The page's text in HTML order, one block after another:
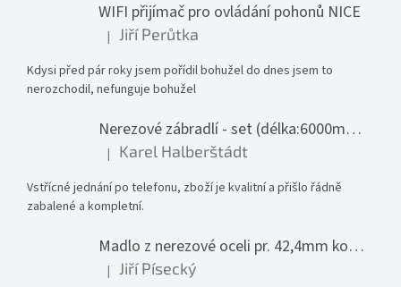
WIFI přijímač pro ovládání pohonů NICE
Hodnocení produktu je 1 z 5 hvězdiček.
| Jiří Perůtka
Kdysi před pár roky jsem pořídil bohužel do dnes jsem to
nerozchodil, nefunguje bohužel
Nerezové zábradlí - set (délka:6000mm x výška:1000mm)
Hodnocení produktu je 5 z 5 hvězdiček.
| Karel Halberštádt
Vstřícné jednání po telefonu, zboží je kvalitní a přišlo řádně
zabalené a kompletní.
Madlo z nerezové oceli pr. 42,4mm komplet - model 0116 - 3000mm
Hodnocení produktu je 5 z 5 hvězdiček.
| Jiří Písecký